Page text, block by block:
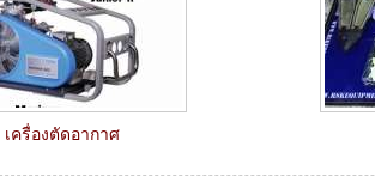
เครื่องตัดอากาศ